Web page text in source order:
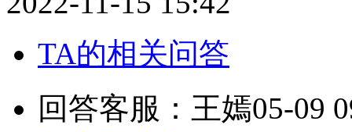
TA的相关问答
回答客服：王嫣05-09